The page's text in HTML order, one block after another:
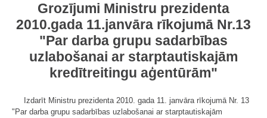
Grozījumi Ministru prezidenta
2010.gada 11.janvāra rīkojumā Nr.13
"Par darba grupu sadarbības
uzlabošanai ar starptautiskajām
kredītreitingu aģentūrām"
Izdarīt Ministru prezidenta 2010. gada 11. janvāra rīkojumā Nr. 13
"Par darba grupu sadarbības uzlabošanai ar starptautiskajām